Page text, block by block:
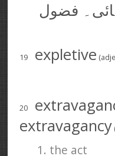
فضول
19 expletive
20
extravagancy
1. the act